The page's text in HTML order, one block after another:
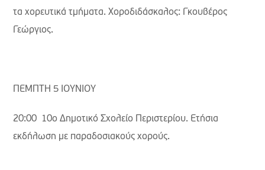
τα χορευτικά τμήματα. Χοροδιδάσκαλος: Γκουβέρος
Γεώργιος.
ΠΕΜΠΤΗ 5 ΙΟΥΝΙΟΥ
20:00 10ο Δημοτικό Σχολείο Περιστερίου. Ετήσια
εκδήλωση με παραδοσιακούς χορούς.